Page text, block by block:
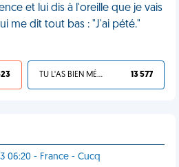
et lui dis à l'oreille que je vais
me dit tout bas : "J'ai pété."
TU L'AS BIEN MÉRITÉ 13 577
06:20 - France - Cucq